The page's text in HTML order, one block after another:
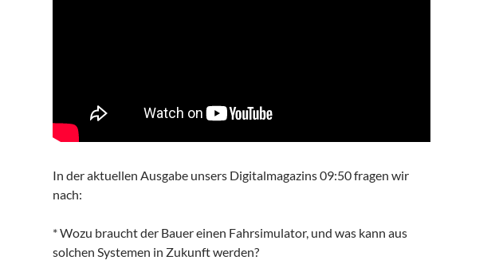
In der aktuellen Ausgabe unsers Digitalmagazins 09:50 fragen wir
nach:
* Wozu braucht der Bauer einen Fahrsimulator, und was kann aus
solchen Systemen in Zukunft werden?